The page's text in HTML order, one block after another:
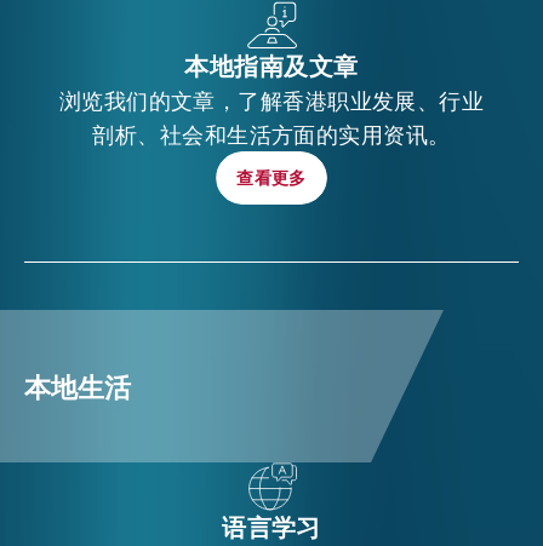
本地指南及文章
浏览我们的文章，了解香港职业发展、行业
剖析、社会和生活方面的实用资讯。
查看更多
查看更多
本地生活
语言学习